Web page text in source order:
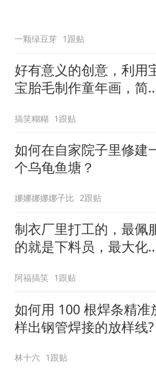
一颗绿豆芽 1跟贴
好有意义的创意，利用
宝胎毛制作童年画，简
搞笑糊糊 1跟贴
如何在自家院子里修建
个乌龟鱼塘？
娜娜娜娜娜子比 2跟贴
制衣厂里打工的，最佩
的就是下料员，最大化
阿福搞笑 1跟贴
如何用 100 根焊条精准
样出钢管焊接的放样线?
林十六 1跟贴